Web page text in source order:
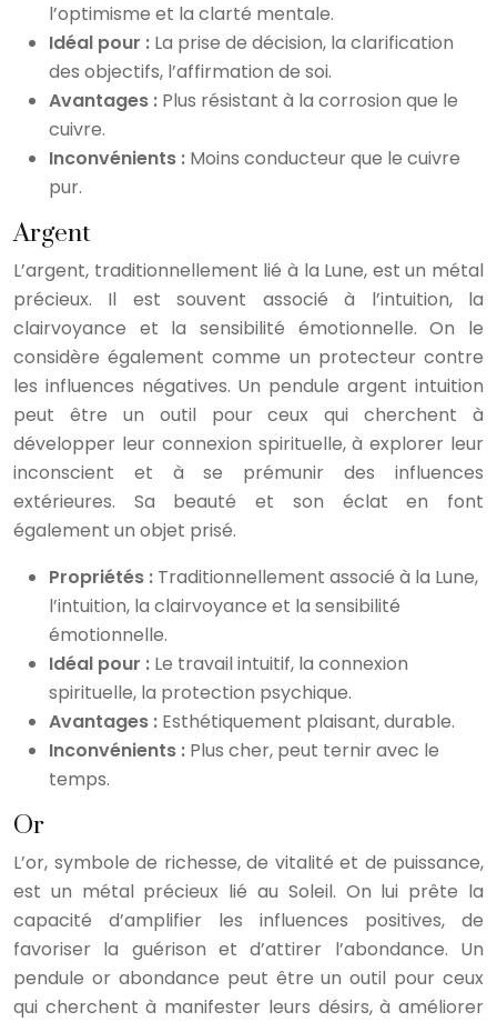
l’optimisme et la clarté mentale.
Idéal pour : La prise de décision, la clarification
des objectifs, l’affirmation de soi.
Avantages : Plus résistant à la corrosion que le
cuivre.
Inconvénients : Moins conducteur que le cuivre
pur.
Argent
L’argent, traditionnellement lié à la Lune, est un métal
précieux. Il est souvent associé à l’intuition, la
clairvoyance et la sensibilité émotionnelle. On le
considère également comme un protecteur contre
les influences négatives. Un pendule argent intuition
peut être un outil pour ceux qui cherchent à
développer leur connexion spirituelle, à explorer leur
inconscient et à se prémunir des influences
extérieures. Sa beauté et son éclat en font
également un objet prisé.
Propriétés : Traditionnellement associé à la Lune,
l’intuition, la clairvoyance et la sensibilité
émotionnelle.
Idéal pour : Le travail intuitif, la connexion
spirituelle, la protection psychique.
Avantages : Esthétiquement plaisant, durable.
Inconvénients : Plus cher, peut ternir avec le
temps.
Or
L’or, symbole de richesse, de vitalité et de puissance,
est un métal précieux lié au Soleil. On lui prête la
capacité d’amplifier les influences positives, de
favoriser la guérison et d’attirer l’abondance. Un
pendule or abondance peut être un outil pour ceux
qui cherchent à manifester leurs désirs, à améliorer